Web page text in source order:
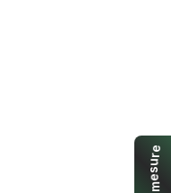
m
e
s
u
r
e